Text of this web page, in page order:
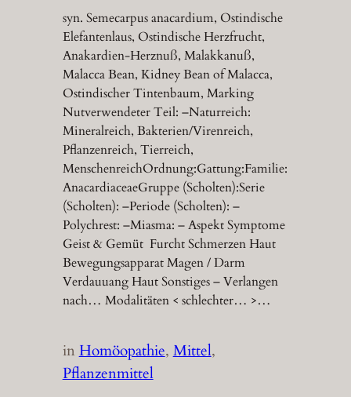
syn. Semecarpus anacardium, Ostindische
Elefantenlaus, Ostindische Herzfrucht,
Anakardien-Herznuß, Malakkanuß,
Malacca Bean, Kidney Bean of Malacca,
Ostindischer Tintenbaum, Marking
Nutverwendeter Teil: –Naturreich:
Mineralreich, Bakterien/Virenreich,
Pflanzenreich, Tierreich,
MenschenreichOrdnung:Gattung:Familie:
AnacardiaceaeGruppe (Scholten):Serie
(Scholten): –Periode (Scholten): –
Polychrest: –Miasma: – Aspekt Symptome
Geist & Gemüt Furcht Schmerzen Haut
Bewegungsapparat Magen / Darm
Verdauuang Haut Sonstiges – Verlangen
nach… Modalitäten < schlechter… >…
inHomöopathie, Mittel
Pflanzenmittel